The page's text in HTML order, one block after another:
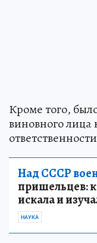
Кроме того,
виновного
Над СССР
пришельцев:
искала и
НАУКА